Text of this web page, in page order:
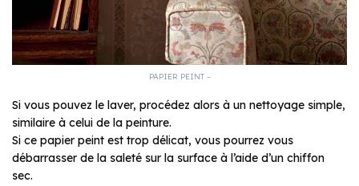
PAPIER PEINT –
Si vous pouvez le laver, procédez alors à un nettoyage simple,
similaire à celui de la peinture.
Si ce papier peint est trop délicat, vous pourrez vous
débarrasser de la saleté sur la surface à l’aide d’un chiffon
sec.